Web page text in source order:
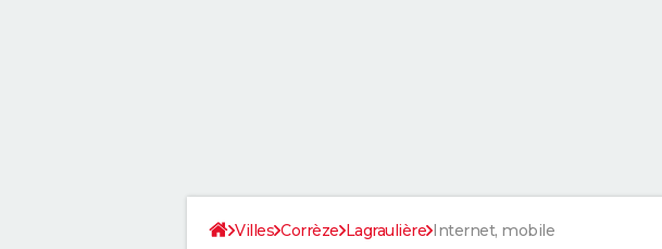
Villes Corrèze Lagraulière Internet, mobile